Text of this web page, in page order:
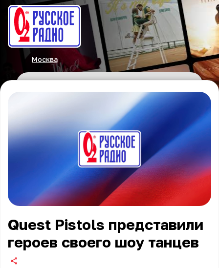
Москва
Quest Pistols представили
героев своего шоу танцев